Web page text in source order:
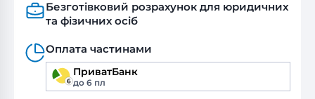
Безготівковий розрахунок для юридичних
та фізичних осіб
Оплата частинами
ПриватБанк
до 6 пл